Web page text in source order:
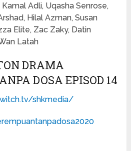
Kamal Adli, Uqasha Senrose,
Hilal Azman, Susan
Elite, Zac Zaky, Datin
Latah
DRAMA
DOSA EPISOD 14
shkmedia/